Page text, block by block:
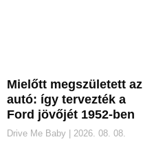
Mielőtt megszületett az
autó: így tervezték a
Ford jövőjét 1952-ben
Drive Me Baby 2026. 08. 08.